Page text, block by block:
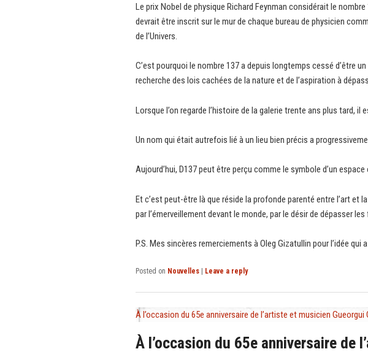
Le prix Nobel de physique Richard Feynman considérait le
devrait être inscrit sur le mur de chaque bureau de physicien
de l’Univers.
C’est pourquoi le nombre 137 a depuis longtemps cessé d’être
recherche des lois cachées de la nature et de l’aspiration à
Lorsque l’on regarde l’histoire de la galerie trente ans plus tard,
Un nom qui était autrefois lié à un lieu bien précis a
Aujourd’hui, D137 peut être perçu comme le symbole d’un
Et c’est peut-être là que réside la profonde parenté entre l’art
par l’émerveillement devant le monde, par le désir de dépasser
P.S. Mes sincères remerciements à Oleg Gizatullin pour l’idée
Posted on Nouvelles Leave a reply
À l’occasion du 65e anniversaire de l’artiste et musicien Gueorgui
À l’occasion du 65e anniversaire de